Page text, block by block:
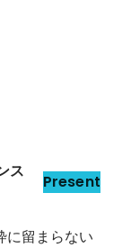
ス
Present
に留まらない